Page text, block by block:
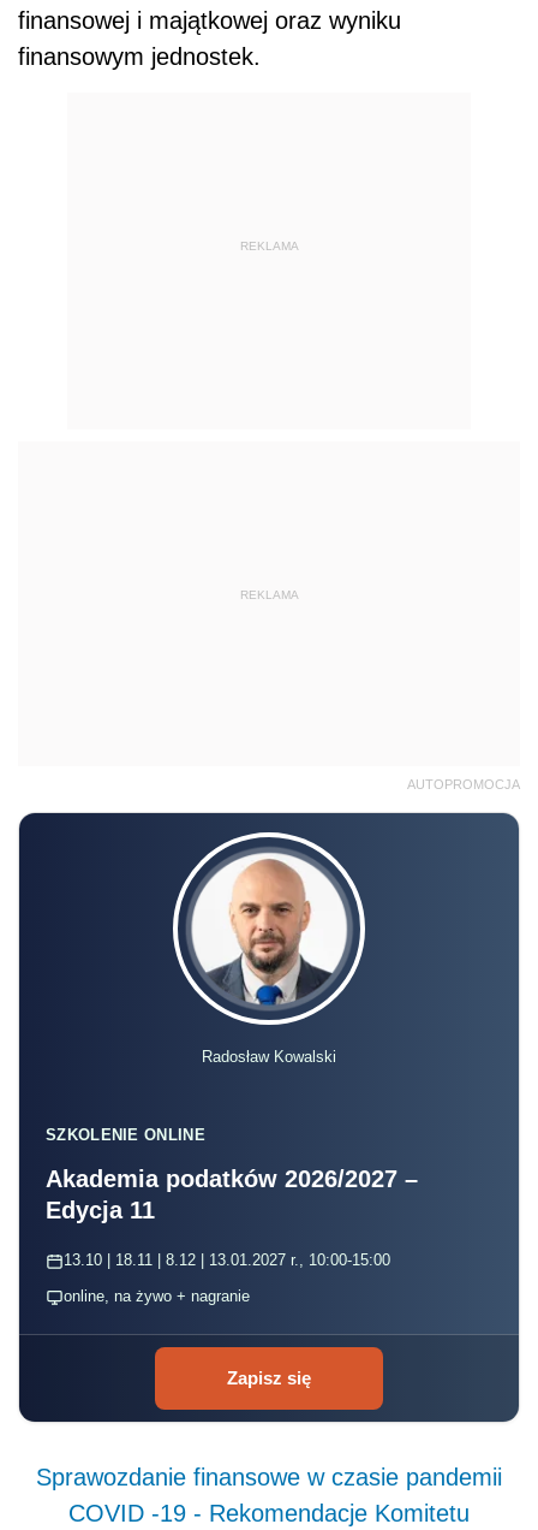
finansowej i majątkowej oraz wyniku
finansowym jednostek.
REKLAMA
REKLAMA
AUTOPROMOCJA
Radosław Kowalski
SZKOLENIE ONLINE
Akademia podatków 2026/2027 –
Edycja 11
13.10 | 18.11 | 8.12 | 13.01.2027 r., 10:00-15:00
online, na żywo + nagranie
Zapisz się
Sprawozdanie finansowe w czasie pandemii
COVID -19 - Rekomendacje Komitetu